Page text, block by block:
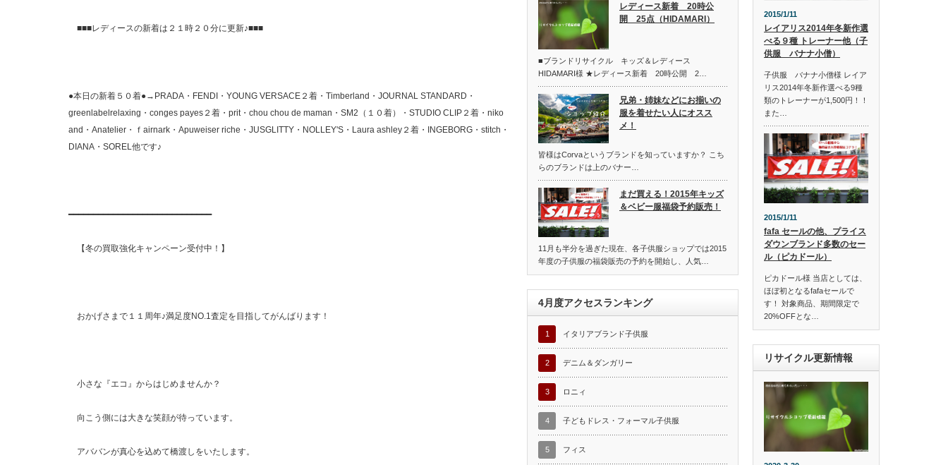
■■■レディースの新着は２１時２０分に更新♪■■■
●本日の新着５０着●→PRADA・FENDI・YOUNG VERSACE２着・Timberland・JOURNAL STANDARD・
greenlabelrelaxing・conges payes２着・prit・chou chou de maman・SM2（１０着）・STUDIO CLIP２着・niko
and・Anatelier・ｆairnark・Apuweiser riche・JUSGLITTY・NOLLEY'S・Laura ashley２着・INGEBORG・stitch・
DIANA・SOREL他です♪
━━━━━━━━━━━━━━━━━━━━━━━━━━━━━
【冬の買取強化キャンペーン受付中！】
おかげさまで１１周年♪満足度NO.1査定を目指してがんばります！
小さな『エコ』からはじめませんか？
向こう側には大きな笑顔が待っています。
アババンが真心を込めて橋渡しをいたします。
レディース新着 20時公
開 25点（HIDAMARI）
■ブランドリサイクル キッズ＆レディース
HIDAMARI様 ★レディース新着 20時公開 2…
兄弟・姉妹などにお揃いの
服を着せたい人にオスス
メ！
皆様はCorvaというブランドを知っていますか？ こち
らのブランドは上のバナー…
まだ買える！2015年キッズ
＆ベビー服福袋予約販売！
11月も半分を過ぎた現在、各子供服ショップでは2015
年度の子供服の福袋販売の予約を開始し、人気…
4月度アクセスランキング
1 イタリアブランド子供服
2 デニム＆ダンガリー
3 ロニィ
4 子どもドレス・フォーマル子供服
5 フィス
2015/1/11
レイアリス2014年冬新作選
べる９種 トレーナー他（子
供服 バナナ小僧）
子供服 バナナ小僧様 レイア
リス2014年冬新作選べる9種
類のトレーナーが1,500円！！
また…
2015/1/11
fafa セールの他、プライス
ダウンブランド多数のセー
ル（ピカドール）
ピカドール様 当店としては、
ほぼ初となるfafaセールで
す！ 対象商品、期間限定で
20%OFFとな…
リサイクル更新情報